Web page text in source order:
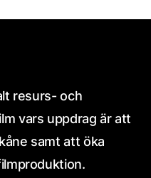
resurs- och
vars uppdrag är att
samt att öka